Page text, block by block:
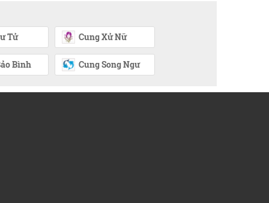
Tử Cung Xử Nữ
Bình Cung Song Ngư